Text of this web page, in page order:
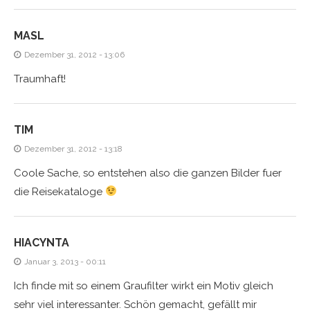
MASL
Dezember 31, 2012 - 13:06
Traumhaft!
TIM
Dezember 31, 2012 - 13:18
Coole Sache, so entstehen also die ganzen Bilder fuer
die Reisekataloge
HIACYNTA
Januar 3, 2013 - 00:11
Ich finde mit so einem Graufilter wirkt ein Motiv gleich
sehr viel interessanter. Schön gemacht, gefällt mir